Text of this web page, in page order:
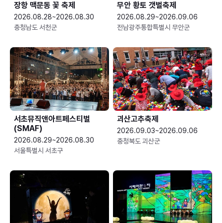
장항 맥문동 꽃 축제
2026.08.28~2026.08.30
충청남도 서천군
무안 황토 갯벌축제
2026.08.29~2026.09.06
전남광주통합특별시 무안군
서초뮤직앤아트페스티벌
(SMAF)
2026.08.29~2026.08.30
서울특별시 서초구
괴산고추축제
2026.09.03~2026.09.06
충청북도 괴산군